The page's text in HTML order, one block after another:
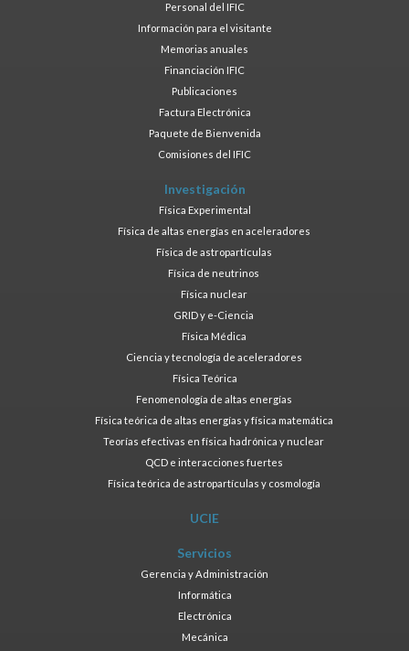
Personal del IFIC
Información para el visitante
Memorias anuales
Financiación IFIC
Publicaciones
Factura Electrónica
Paquete de Bienvenida
Comisiones del IFIC
Investigación
Física Experimental
Física de altas energías en aceleradores
Física de astropartículas
Física de neutrinos
Física nuclear
GRID y e-Ciencia
Física Médica
Ciencia y tecnología de aceleradores
Física Teórica
Fenomenología de altas energías
Física teórica de altas energías y física matemática
Teorías efectivas en física hadrónica y nuclear
QCD e interacciones fuertes
Física teórica de astropartículas y cosmología
UCIE
Servicios
Gerencia y Administración
Informática
Electrónica
Mecánica